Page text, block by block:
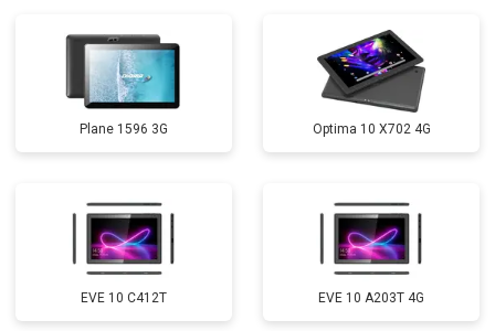
Plane 1596 3G Optima 10 X702 4G
EVE 10 C412T EVE 10 A203T 4G